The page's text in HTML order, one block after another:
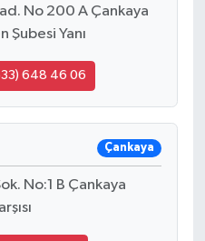
No 200 A Çankaya
Şubesi Yanı
648 46 06
Çankaya
No:1 B Çankaya